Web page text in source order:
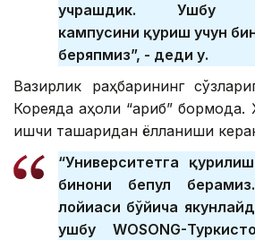
учрашдик. Ушбу
кампусини қуриш учун
беряпмиз”, - деди у.
Вазирлик раҳбарининг
Кореяда аҳоли “қариб”
ишчи ташқаридан ёлланиши
“Университетга
бинони бепул
лойиҳаси бўйича
ушбу WOSONG-